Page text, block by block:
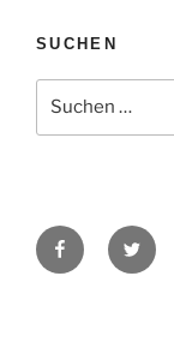
SUCHEN
nach:
FacebookTwitter